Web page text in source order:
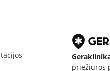
priežiūros